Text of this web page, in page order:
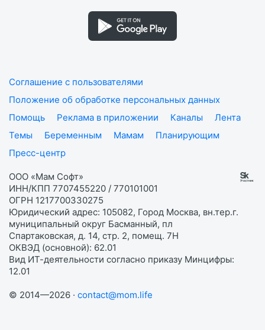
Соглашение с пользователями
Положение об обработке персональных данных
Помощь
Реклама в приложении Каналы
Лента
Темы
Беременным Мамам
Планирующим
Пресс-центр
ООО «Мам Софт»
ИНН/КПП 7707455220 / 770101001
ОГРН 1217700330275
Юридический адрес: 105082, Город Москва, вн.тер.г.
муниципальный округ Басманный, пл
Спартаковская, д. 14, стр. 2, помещ. 7Н
ОКВЭД (основной): 62.01
Вид ИТ-деятельности согласно приказу Минцифры:
12.01
© 2014—2026 · contact@mom.life